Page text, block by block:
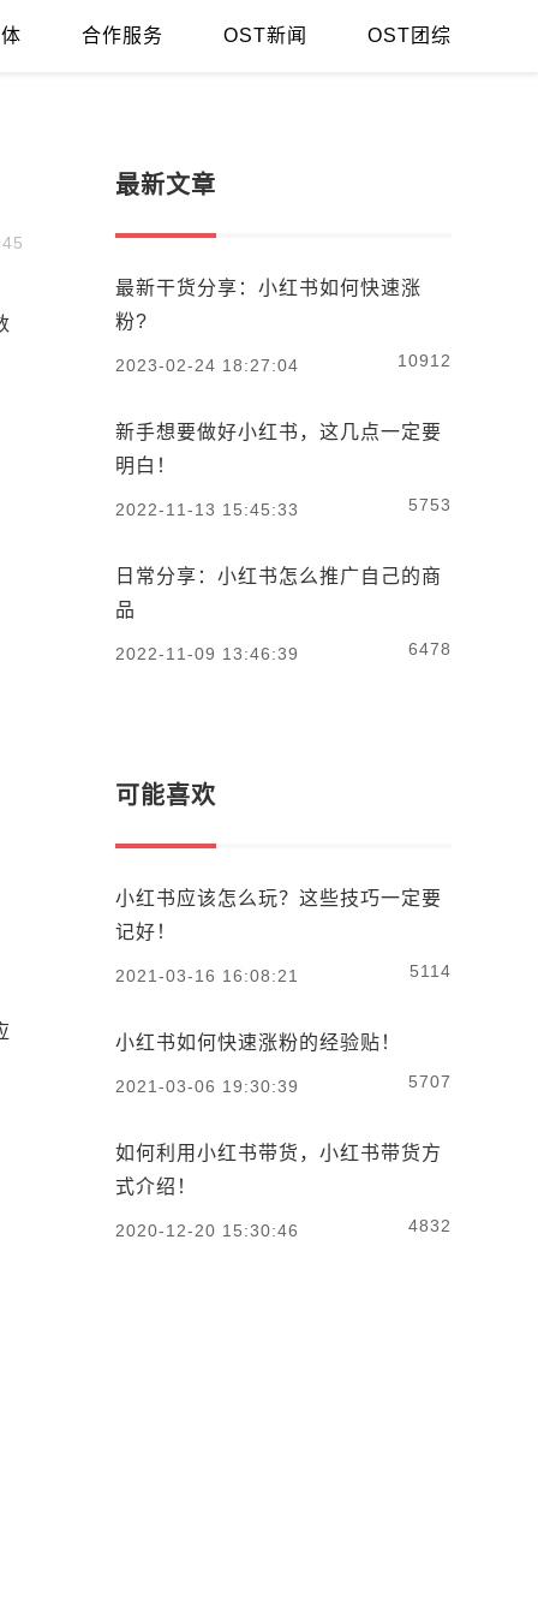
合作服务 OST新闻 OST团综
最新文章
最新干货分享：小红书如何快速涨
粉?
2023-02-24 18:27:04 10912
新手想要做好小红书，这几点一定要
明白！
2022-11-13 15:45:33 5753
日常分享：小红书怎么推广自己的商
品
2022-11-09 13:46:39 6478
可能喜欢
小红书应该怎么玩？这些技巧一定要
记好！
2021-03-16 16:08:21 5114
小红书如何快速涨粉的经验贴！
2021-03-06 19:30:39 5707
如何利用小红书带货，小红书带货方
式介绍！
2020-12-20 15:30:46 4832